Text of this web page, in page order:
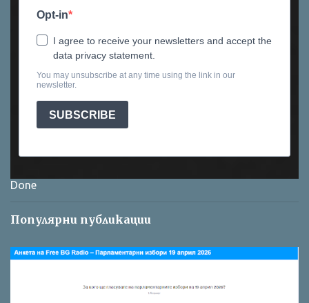
Opt-in
I agree to receive your newsletters and accept the
data privacy statement.
You may unsubscribe at any time using the link in our
newsletter.
SUBSCRIBE
Done
Популярни публикации